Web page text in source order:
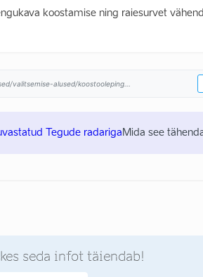
koostamise ning raiesurvet
valitsemise-alused/koostooleping...
Tegude radariga Mida see
seda infot täiendab!